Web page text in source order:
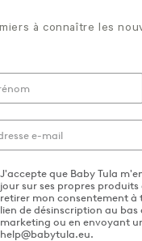
à connaître les
J'accepte que Baby Tula
jour sur ses propres
retirer mon consentement
lien de désinscription au
marketing ou en envoyant
help@babytula.eu.